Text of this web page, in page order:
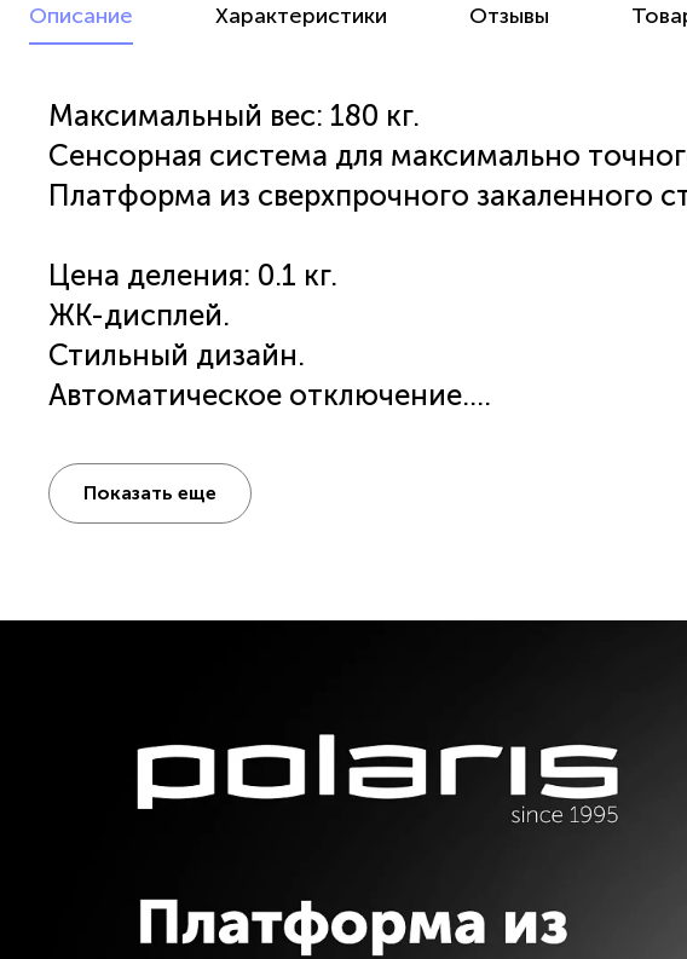
Описание Характеристики Отзывы
Максимальный вес: 180 кг.
Сенсорная система для максимально
Платформа из сверхпрочного закаленного
Цена деления: 0.1 кг.
ЖК-дисплей.
Стильный дизайн.
Автоматическое отключение.
Индикация превышения максимального веса.
Питание: 1 x Lithium 3 V (входят в комплект).
Показать еще